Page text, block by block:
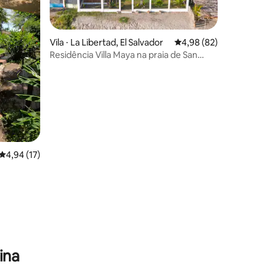
de uma avaliação média de 5, 17 avaliações
4,94 (17)
Vila ⋅ La Libertad, El Salvador 4,98 de uma
4,98 (82)
Residência Villa Maya na praia de San